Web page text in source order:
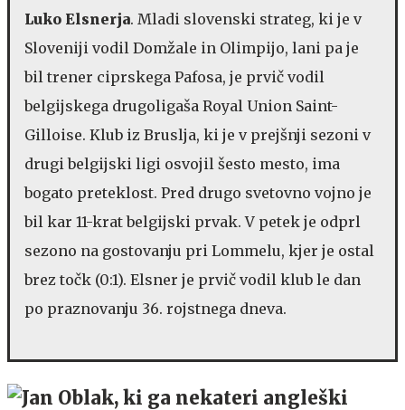
Luko Elsnerja. Mladi slovenski strateg, ki je v
Sloveniji vodil Domžale in Olimpijo, lani pa je
bil trener ciprskega Pafosa, je prvič vodil
belgijskega drugoligaša Royal Union Saint-
Gilloise. Klub iz Bruslja, ki je v prejšnji sezoni v
drugi belgijski ligi osvojil šesto mesto, ima
bogato preteklost. Pred drugo svetovno vojno je
bil kar 11-krat belgijski prvak. V petek je odprl
sezono na gostovanju pri Lommelu, kjer je ostal
brez točk (0:1). Elsner je prvič vodil klub le dan
po praznovanju 36. rojstnega dneva.